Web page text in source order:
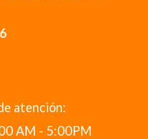
atención:
AM - 5:00PM